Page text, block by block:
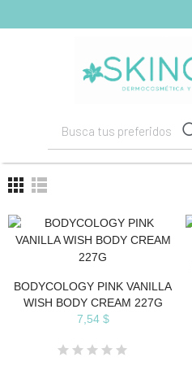
BODYCOLOGY PINK VANILLA
WISH BODY CREAM 227G
7,54 $